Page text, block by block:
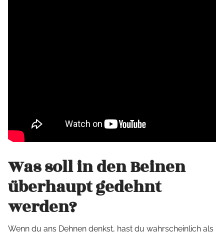
Was soll in den Beinen
überhaupt gedehnt
werden?
Wenn du ans Dehnen denkst, hast du wahrscheinlich als